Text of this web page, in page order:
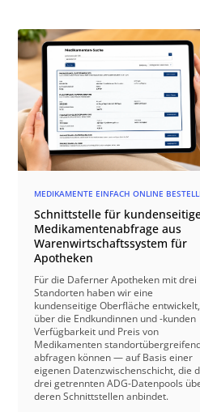
MEDIKAMENTE EINFACH ONLINE
Schnittstelle für
Medikamentenabfrage aus
Warenwirtschaftssystem für
Apotheken
Für die Daferner Apotheken mit drei
Standorten haben wir eine
kundenseitige Oberfläche entwickelt,
über die Endkundinnen und -kunden
Verfügbarkeit und Preis von
Medikamenten
abfragen können — auf Basis einer
eigenen Datenzwischenschicht, die
drei getrennten ADG-Datenpools
deren Schnittstellen anbindet.